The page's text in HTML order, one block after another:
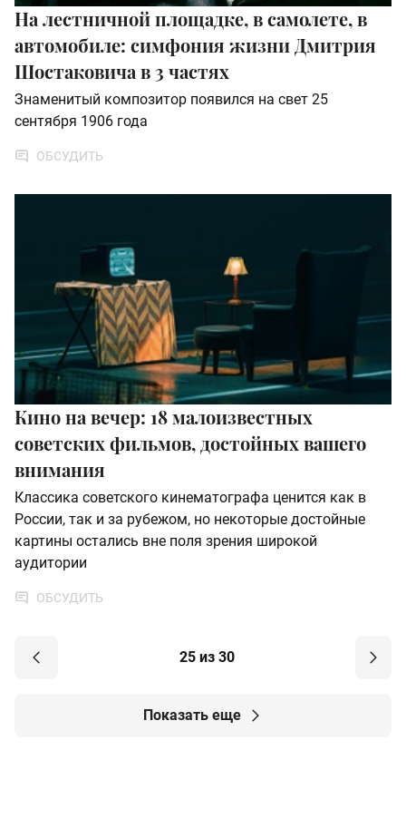
На лестничной площадке, в самолете, в
автомобиле: симфония жизни Дмитрия
Шостаковича в 3 частях
Знаменитый композитор появился на свет 25
сентября 1906 года
ОБСУДИТЬ
Кино на вечер: 18 малоизвестных
советских фильмов, достойных вашего
внимания
Классика советского кинематографа ценится как в
России, так и за рубежом, но некоторые достойные
картины остались вне поля зрения широкой
аудитории
ОБСУДИТЬ
25 из 30
Показать еще